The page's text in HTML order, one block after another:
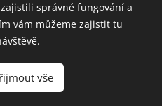
IČO:45829110,
správné fungování a
vám můžeme zajistit tu
vše